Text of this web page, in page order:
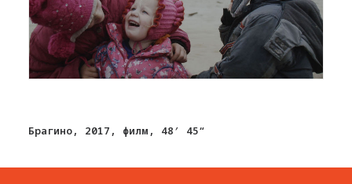
Брагино, 2017, филм, 48′ 45“